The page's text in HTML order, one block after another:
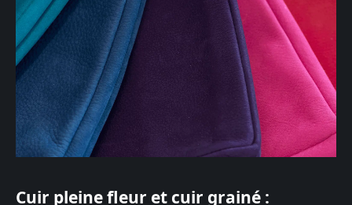
Cuir pleine fleur et cuir grainé :